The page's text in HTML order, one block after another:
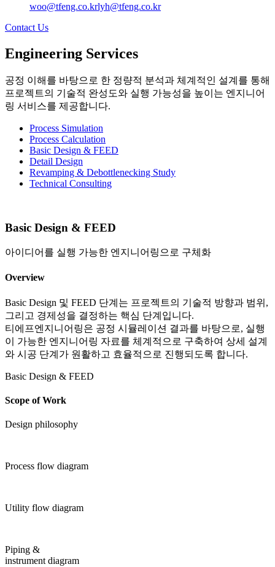
woo@tfeng.co.krlyh@tfeng.co.kr
Contact Us
Engineering Services
공정 이해를 바탕으로 한 정량적 분석과 체계적인 설계를 통해
프로젝트의 기술적 완성도와 실행 가능성을 높이는 엔지니어
링 서비스를 제공합니다.
Process Simulation
Process Calculation
Basic Design & FEED
Detail Design
Revamping & Debottlenecking Study
Technical Consulting
Basic Design & FEED
아이디어를 실행 가능한 엔지니어링으로 구체화
Overview
Basic Design 및 FEED 단계는 프로젝트의 기술적 방향과 범위,
그리고 경제성을 결정하는 핵심 단계입니다.
티에프엔지니어링은 공정 시뮬레이션 결과를 바탕으로, 실행
이 가능한 엔지니어링 자료를 체계적으로 구축하여 상세 설계
와 시공 단계가 원활하고 효율적으로 진행되도록 합니다.
Basic Design & FEED
Scope of Work
Design philosophy
Process flow diagram
Utility flow diagram
Piping &
instrument diagram